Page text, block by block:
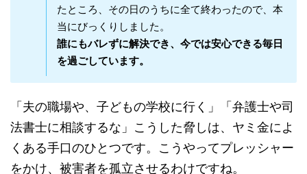
たところ、その日のうちに全て終わったので、本
当にびっくりしました。
誰にもバレずに解決でき、今では安心できる毎日
を過ごしています。
「夫の職場や、子どもの学校に行く」「弁護士や司
法書士に相談するな」こうした脅しは、ヤミ金によ
くある手口のひとつです。こうやってプレッシャー
をかけ、被害者を孤立させるわけですね。